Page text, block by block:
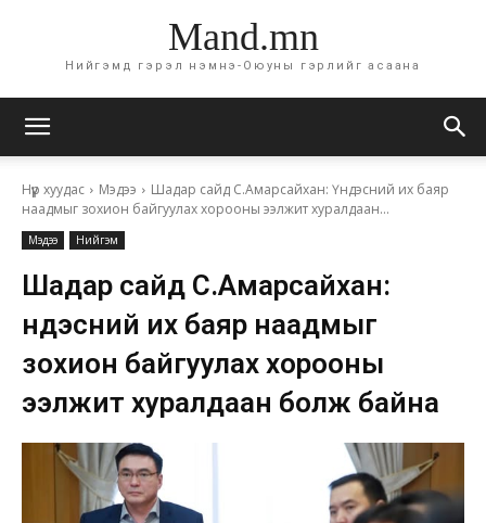
Mand.mn
Нийгэмд гэрэл нэмнэ-Оюуны гэрлийг асаана
Нүүр хуудас Мэдээ
Шадар сайд С.Амарсайхан: Үндэсний их баяр
наадмыг зохион байгуулах хорооны ээлжит хуралдаан...
Мэдээ Нийгэм
Шадар сайд С.Амарсайхан:
Үндэсний их баяр наадмыг
зохион байгуулах хорооны
ээлжит хуралдаан болж байна